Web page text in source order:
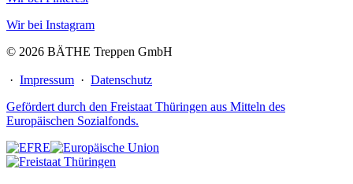
Wir bei Instagram
© 2026 BÄTHE Treppen GmbH
· Impressum · Datenschutz
Gefördert durch den Freistaat Thüringen aus Mitteln des
Europäischen Sozialfonds.